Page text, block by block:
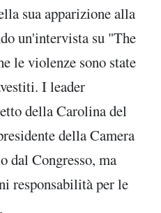
sua apparizione alla
un'intervista su "The
le violenze sono state
I leader
della Carolina del
della Camera
dal Congresso, ma
responsabilità per le